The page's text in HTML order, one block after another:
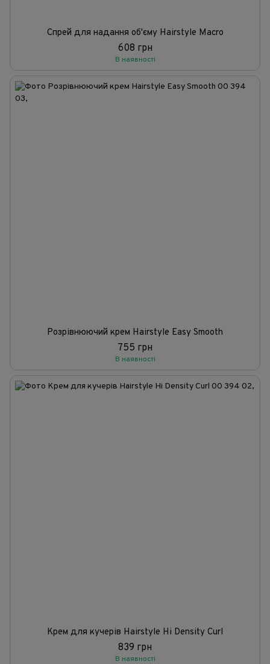
Спрей для надання об'єму Hairstyle Macro
608 грн
В наявності
Розрівнюючий крем Hairstyle Easy Smooth
755 грн
В наявності
Крем для кучерів Hairstyle Hi Density Curl
839 грн
В наявності